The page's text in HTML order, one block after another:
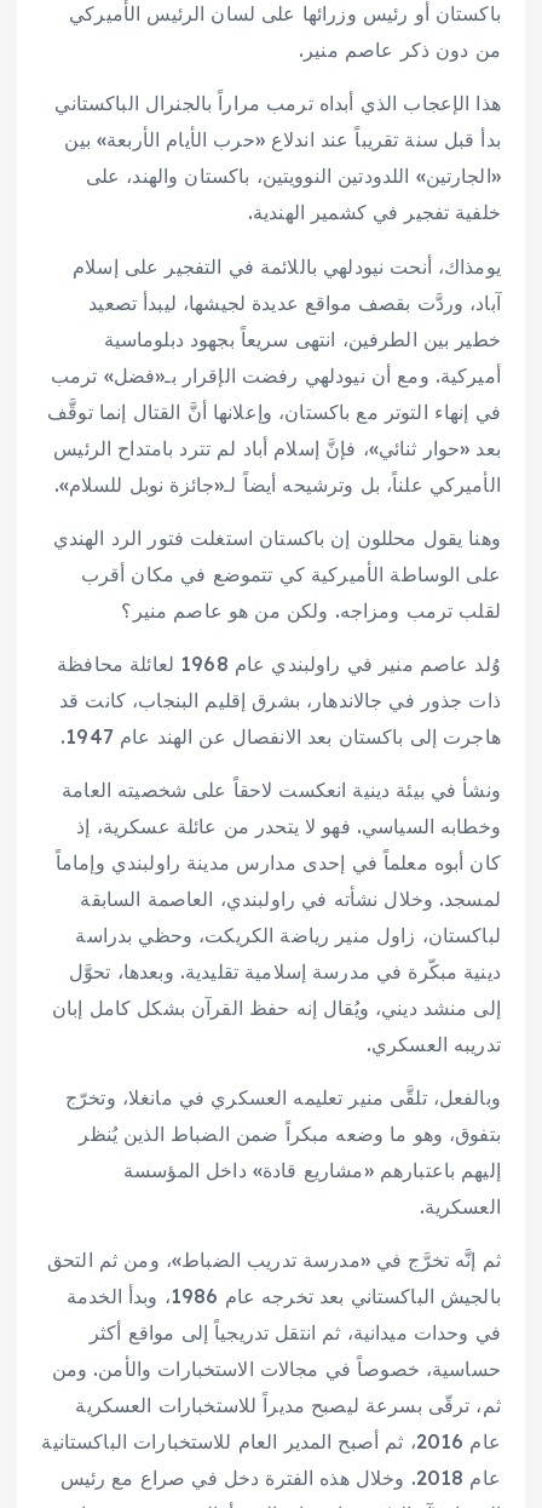
باكستان أو رئيس وزرائها على لسان الرئيس الأميركي
من دون ذكر عاصم منير.
هذا الإعجاب الذي أبداه ترمب مراراً بالجنرال الباكستاني
بدأ قبل سنة تقريباً عند اندلاع «حرب الأيام الأربعة» بين
«الجارتين» اللدودتين النوويتين، باكستان والهند، على
خلفية تفجير في كشمير الهندية.
يومذاك، أنحت نيودلهي باللائمة في التفجير على إسلام
آباد، وردَّت بقصف مواقع عديدة لجيشها، ليبدأ تصعيد
خطير بين الطرفين، انتهى سريعاً بجهود دبلوماسية
أميركية. ومع أن نيودلهي رفضت الإقرار بـ«فضل» ترمب
في إنهاء التوتر مع باكستان، وإعلانها أنَّ القتال إنما توقَّف
بعد «حوار ثنائي»، فإنَّ إسلام أباد لم تترد بامتداح الرئيس
الأميركي علناً، بل وترشيحه أيضاً لـ«جائزة نوبل للسلام».
وهنا يقول محللون إن باكستان استغلت فتور الرد الهندي
على الوساطة الأميركية كي تتموضع في مكان أقرب
لقلب ترمب ومزاجه. ولكن من هو عاصم منير؟
وُلد عاصم منير في راولبندي عام 1968 لعائلة محافظة
ذات جذور في جالاندهار، بشرق إقليم البنجاب، كانت قد
هاجرت إلى باكستان بعد الانفصال عن الهند عام 1947.
ونشأ في بيئة دينية انعكست لاحقاً على شخصيته العامة
وخطابه السياسي. فهو لا يتحدر من عائلة عسكرية، إذ
كان أبوه معلماً في إحدى مدارس مدينة راولبندي وإماماً
لمسجد. وخلال نشأته في راولبندي، العاصمة السابقة
لباكستان، زاول منير رياضة الكريكت، وحظي بدراسة
دينية مبكّرة في مدرسة إسلامية تقليدية. وبعدها، تحوَّل
إلى منشد ديني، ويُقال إنه حفظ القرآن بشكل كامل إبان
تدريبه العسكري.
وبالفعل، تلقَّى منير تعليمه العسكري في مانغلا، وتخرّج
بتفوق، وهو ما وضعه مبكراً ضمن الضباط الذين يُنظر
إليهم باعتبارهم «مشاريع قادة» داخل المؤسسة
العسكرية.
ثم إنَّه تخرَّج في «مدرسة تدريب الضباط»، ومن ثم التحق
بالجيش الباكستاني بعد تخرجه عام 1986، وبدأ الخدمة
في وحدات ميدانية، ثم انتقل تدريجياً إلى مواقع أكثر
حساسية، خصوصاً في مجالات الاستخبارات والأمن. ومن
ثم، ترقّى بسرعة ليصبح مديراً للاستخبارات العسكرية
عام 2016، ثم أصبح المدير العام للاستخبارات الباكستانية
عام 2018. وخلال هذه الفترة دخل في صراع مع رئيس